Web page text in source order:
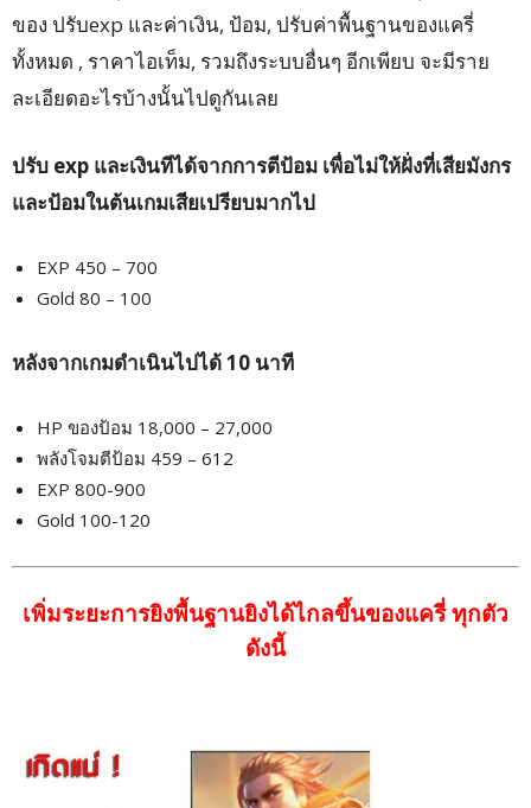
ของ ปรับexp และค่าเงิน, ป้อม, ปรับค่าพื้นฐานของแครี่
ทั้งหมด , ราคาไอเท็ม, รวมถึงระบบอื่นๆ อีกเพียบ จะมีราย
ละเอียดอะไรบ้างนั้นไปดูกันเลย
ปรับ exp และเงินทีได้จากการตีป้อม เพื่อไม่ให้ฝั่งที่เสียมังกร
และป้อมในต้นเกมเสียเปรียบมากไป
EXP 450 – 700
Gold 80 – 100
หลังจากเกมดำเนินไปได้ 10 นาที
HP ของป้อม 18,000 – 27,000
พลังโจมตีป้อม 459 – 612
EXP 800-900
Gold 100-120
เพิ่มระยะการยิงพื้นฐานยิงได้ไกลขึ้นของแครี่ ทุกตัว
ดังนี้